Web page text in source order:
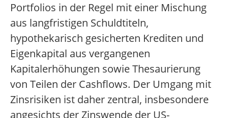
Portfolios in der Regel mit einer Mischung
aus langfristigen Schuldtiteln,
hypothekarisch gesicherten Krediten und
Eigenkapital aus vergangenen
Kapitalerhöhungen sowie Thesaurierung
von Teilen der Cashflows. Der Umgang mit
Zinsrisiken ist daher zentral, insbesondere
angesichts der Zinswende der US-